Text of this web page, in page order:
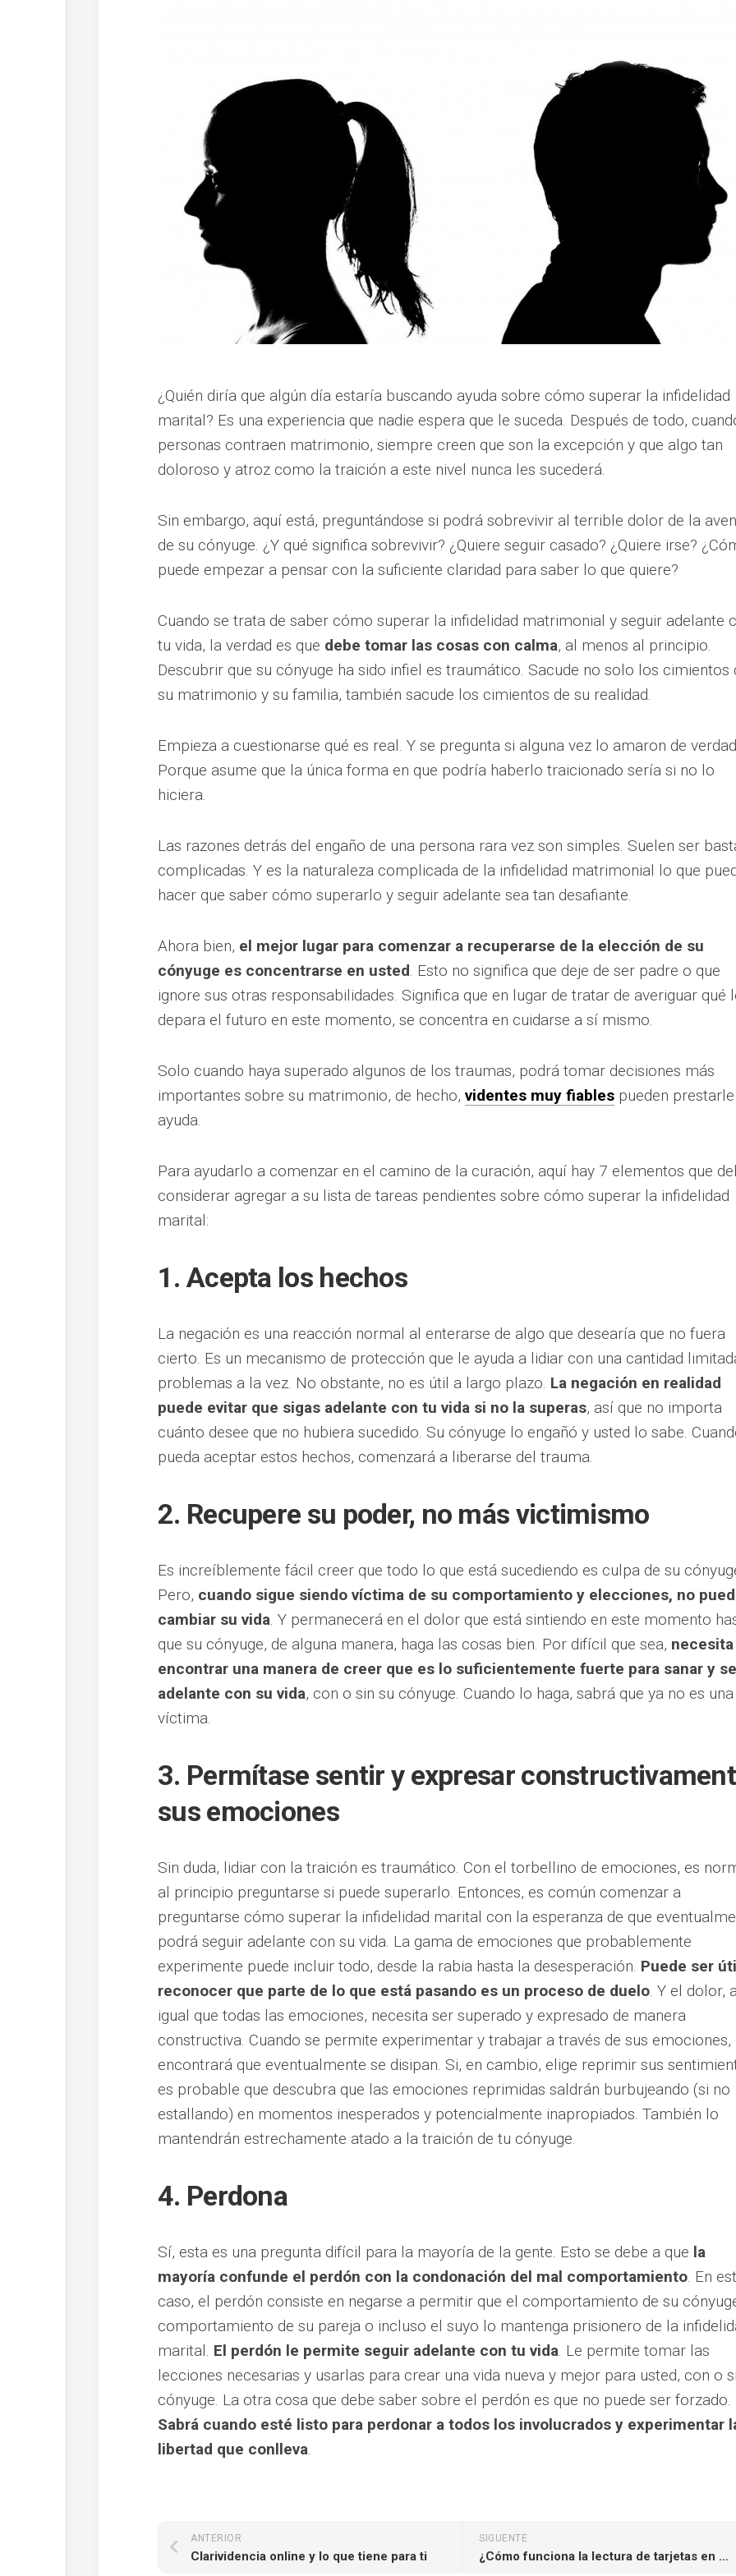
¿Quién diría que algún día estaría buscando ayuda sobre cómo superar la infidelidad
marital? Es una experiencia que nadie espera que le suceda. Después de todo,
personas contraen matrimonio, siempre creen que son la excepción y que algo tan
doloroso y atroz como la traición a este nivel nunca les sucederá.
Sin embargo, aquí está, preguntándose si podrá sobrevivir al terrible dolor de la
de su cónyuge. ¿Y qué significa sobrevivir? ¿Quiere seguir casado? ¿Quiere irse?
puede empezar a pensar con la suficiente claridad para saber lo que quiere?
Cuando se trata de saber cómo superar la infidelidad matrimonial y seguir adelante
tu vida, la verdad es que debe tomar las cosas con calma, al menos al principio.
Descubrir que su cónyuge ha sido infiel es traumático. Sacude no solo los cimientos
su matrimonio y su familia, también sacude los cimientos de su realidad.
Empieza a cuestionarse qué es real. Y se pregunta si alguna vez lo amaron de
Porque asume que la única forma en que podría haberlo traicionado sería si no lo
hiciera.
Las razones detrás del engaño de una persona rara vez son simples. Suelen ser
complicadas. Y es la naturaleza complicada de la infidelidad matrimonial lo que
hacer que saber cómo superarlo y seguir adelante sea tan desafiante.
Ahora bien, el mejor lugar para comenzar a recuperarse de la elección de su
cónyuge es concentrarse en usted. Esto no significa que deje de ser padre o que
ignore sus otras responsabilidades. Significa que en lugar de tratar de averiguar qué
depara el futuro en este momento, se concentra en cuidarse a sí mismo.
Solo cuando haya superado algunos de los traumas, podrá tomar decisiones más
importantes sobre su matrimonio, de hecho, videntes muy fiables pueden
ayuda.
Para ayudarlo a comenzar en el camino de la curación, aquí hay 7 elementos que
considerar agregar a su lista de tareas pendientes sobre cómo superar la infidelidad
marital:
1. Acepta los hechos
La negación es una reacción normal al enterarse de algo que desearía que no fuera
cierto. Es un mecanismo de protección que le ayuda a lidiar con una cantidad
problemas a la vez. No obstante, no es útil a largo plazo. La negación en realidad
puede evitar que sigas adelante con tu vida si no la superas, así que no importa
cuánto desee que no hubiera sucedido. Su cónyuge lo engañó y usted lo sabe.
pueda aceptar estos hechos, comenzará a liberarse del trauma.
2. Recupere su poder, no más victimismo
Es increíblemente fácil creer que todo lo que está sucediendo es culpa de su
Pero, cuando sigue siendo víctima de su comportamiento y elecciones, no
cambiar su vida. Y permanecerá en el dolor que está sintiendo en este momento
que su cónyuge, de alguna manera, haga las cosas bien. Por difícil que sea, necesita
encontrar una manera de creer que es lo suficientemente fuerte para sanar y
adelante con su vida, con o sin su cónyuge. Cuando lo haga, sabrá que ya no es una
víctima.
3. Permítase sentir y expresar
sus emociones
Sin duda, lidiar con la traición es traumático. Con el torbellino de emociones, es
al principio preguntarse si puede superarlo. Entonces, es común comenzar a
preguntarse cómo superar la infidelidad marital con la esperanza de que
podrá seguir adelante con su vida. La gama de emociones que probablemente
experimente puede incluir todo, desde la rabia hasta la desesperación. Puede ser
reconocer que parte de lo que está pasando es un proceso de duelo. Y el dolor,
igual que todas las emociones, necesita ser superado y expresado de manera
constructiva. Cuando se permite experimentar y trabajar a través de sus emociones,
encontrará que eventualmente se disipan. Si, en cambio, elige reprimir sus
es probable que descubra que las emociones reprimidas saldrán burbujeando (si no
estallando) en momentos inesperados y potencialmente inapropiados. También lo
mantendrán estrechamente atado a la traición de tu cónyuge.
4. Perdona
Sí, esta es una pregunta difícil para la mayoría de la gente. Esto se debe a que la
mayoría confunde el perdón con la condonación del mal comportamiento. En
caso, el perdón consiste en negarse a permitir que el comportamiento de su
comportamiento de su pareja o incluso el suyo lo mantenga prisionero de la
marital. El perdón le permite seguir adelante con tu vida. Le permite tomar las
lecciones necesarias y usarlas para crear una vida nueva y mejor para usted, con o
cónyuge. La otra cosa que debe saber sobre el perdón es que no puede ser forzado.
Sabrá cuando esté listo para perdonar a todos los involucrados y experimentar
libertad que conlleva.
SIGUENTE
¿Cómo funciona la lectura de tarjetas en el teléfono?
ANTERIOR
Clarividencia online y lo que tiene para ti